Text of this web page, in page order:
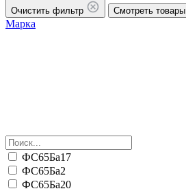
Очистить фильтр Смотреть товары
Марка
ФС65Ба17
ФС65Ба2
ФС65Ба20